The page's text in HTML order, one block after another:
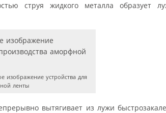
струя жидкого металла образует
изображение устройства для
ленты
вытягивает из лужи